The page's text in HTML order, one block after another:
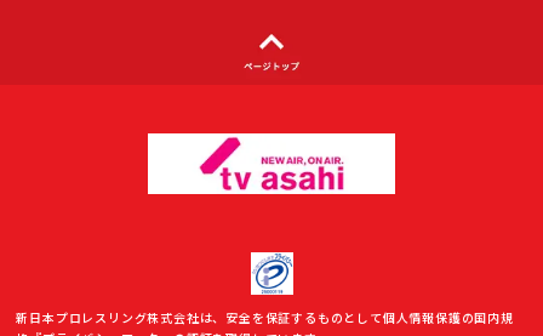
新日本プロレスリング株式会社は、安全を保証するものとして個人情報保護の国内規